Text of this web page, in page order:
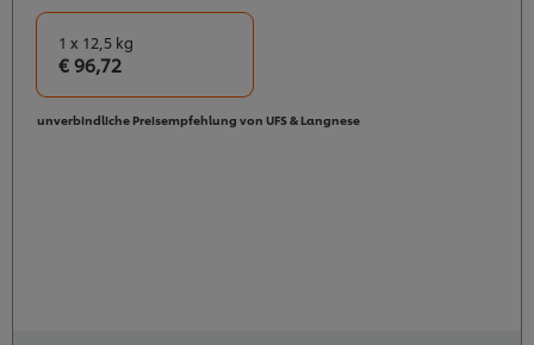
1 x 12,5 kg
€ 96,72
unverbindliche Preisempfehlung von UFS & Langnese